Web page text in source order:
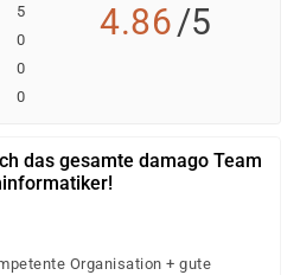
5
0
0
0
4.86/5
das gesamte damago Team
Organisation + gute